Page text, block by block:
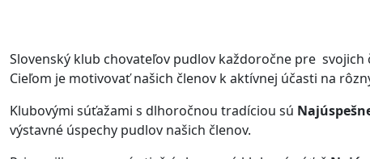
Slovenský klub chovateľov pudlov každoročne pre svojich
Cieľom je motivovať našich členov k aktívnej účasti na
Klubovými súťažami s dlhoročnou tradíciou sú
výstavné úspechy pudlov našich členov.